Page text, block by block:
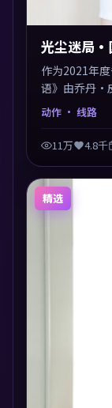
光尘迷局·
作为2021年
语》由乔丹·
看性兼顾，人
动作 · 线路
11万 4.8千
精选